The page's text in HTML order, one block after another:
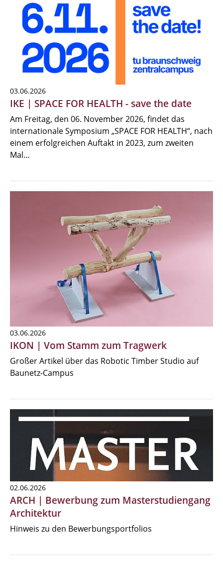
03.06.2026
IKE | SPACE FOR HEALTH - save the date
Am Freitag, den 06. November 2026, findet das
internationale Symposium „SPACE FOR HEALTH“, nach
einem erfolgreichen Auftakt in 2023, zum zweiten
Mal…
03.06.2026
IKON | Vom Stamm zum Tragwerk
Großer Artikel über das Robotic Timber Studio auf
Baunetz-Campus
02.06.2026
ARCH | Bewerbung zum Masterstudiengang
Architektur
Hinweis zu den Bewerbungsportfolios